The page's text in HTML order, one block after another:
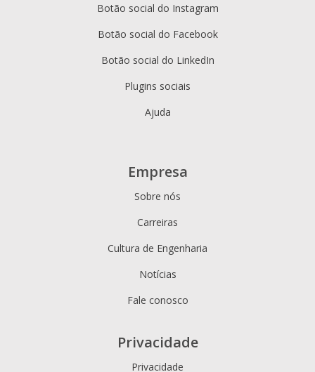
Botão social do Instagram
Botão social do Facebook
Botão social do LinkedIn
Plugins sociais
Ajuda
Empresa
Sobre nós
Carreiras
Cultura de Engenharia
Notícias
Fale conosco
Privacidade
Privacidade